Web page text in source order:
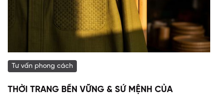
Tư vấn phong cách
THỜI TRANG BỀN VỮNG & SỨ MỆNH CỦA